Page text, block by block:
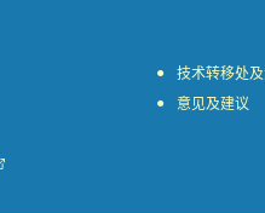
技术转移处
意见及建议